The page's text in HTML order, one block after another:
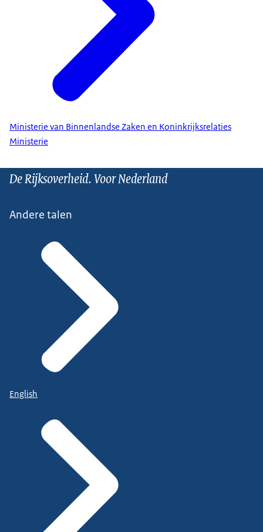
Ministerie van Binnenlandse Zaken en Koninkrijksrelaties
Ministerie
De Rijksoverheid. Voor Nederland
Andere talen
English